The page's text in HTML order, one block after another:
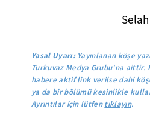
Yasal Uyarı: Yayınlanan köşe
Turkuvaz Medya Grubu’na
habere aktif link verilse dahi
ya da bir bölümü kesinlikle
Ayrıntılar için lütfentıklayın.